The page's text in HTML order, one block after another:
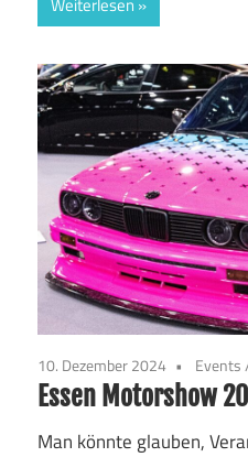
Weiterlesen
10. Dezember 2024 Events
Essen Motorshow
Man könnte glauben,